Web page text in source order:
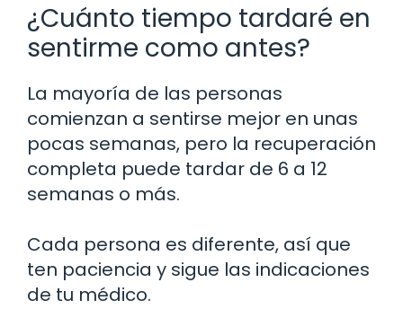
¿Cuánto tiempo tardaré en
sentirme como antes?
La mayoría de las personas
comienzan a sentirse mejor en unas
pocas semanas, pero la recuperación
completa puede tardar de 6 a 12
semanas o más.
Cada persona es diferente, así que
ten paciencia y sigue las indicaciones
de tu médico.